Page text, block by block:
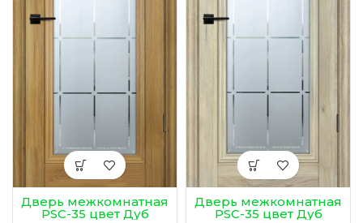
Дверь межкомнатная
PSC-35 цвет Дуб
Дверь межкомнатная
PSC-35 цвет Дуб